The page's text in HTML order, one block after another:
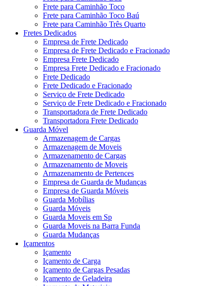
Frete para Caminhão Toco
Frete para Caminhão Toco Baú
Frete para Caminhão Três Quarto
Fretes Dedicados
Empresa de Frete Dedicado
Empresa de Frete Dedicado e Fracionado
Empresa Frete Dedicado
Empresa Frete Dedicado e Fracionado
Frete Dedicado
Frete Dedicado e Fracionado
Serviço de Frete Dedicado
Serviço de Frete Dedicado e Fracionado
Transportadora de Frete Dedicado
Transportadora Frete Dedicado
Guarda Móvel
Armazenagem de Cargas
Armazenagem de Moveis
Armazenamento de Cargas
Armazenamento de Moveis
Armazenamento de Pertences
Empresa de Guarda de Mudanças
Empresa de Guarda Móveis
Guarda Mobílias
Guarda Móveis
Guarda Moveis em Sp
Guarda Moveis na Barra Funda
Guarda Mudanças
Içamentos
Içamento
Içamento de Carga
Içamento de Cargas Pesadas
Içamento de Geladeira